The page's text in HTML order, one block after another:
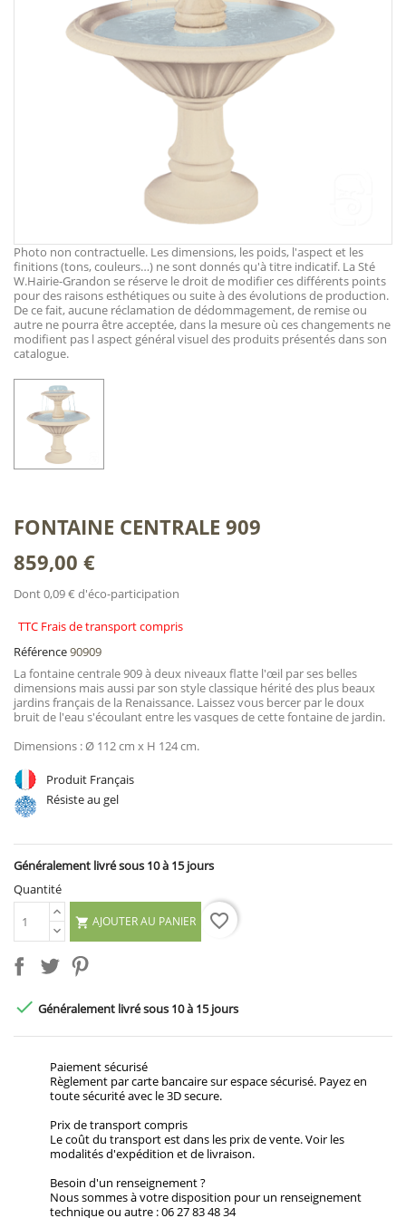
Photo non contractuelle. Les dimensions, les poids, l'aspect et les
finitions (tons, couleurs…) ne sont donnés qu'à titre indicatif. La Sté
W.Hairie-Grandon se réserve le droit de modifier ces différents points
pour des raisons esthétiques ou suite à des évolutions de production.
De ce fait, aucune réclamation de dédommagement, de remise ou
autre ne pourra être acceptée, dans la mesure où ces changements ne
modifient pas l aspect général visuel des produits présentés dans son
catalogue.
FONTAINE CENTRALE 909
859,00 €
Dont 0,09 € d'éco-participation
TTC Frais de transport compris
Référence90909
La fontaine centrale 909 à deux niveaux flatte l'œil par ses belles
dimensions mais aussi par son style classique hérité des plus beaux
jardins français de la Renaissance. Laissez vous bercer par le doux
bruit de l'eau s'écoulant entre les vasques de cette fontaine de jardin.
Dimensions : Ø 112 cm x H 124 cm.
Produit Français
Résiste au gel
Généralement livré sous 10 à 15 jours
Quantité
 AJOUTER AU PANIER favorite_border
 Généralement livré sous 10 à 15 jours
Paiement sécurisé
Règlement par carte bancaire sur espace sécurisé. Payez en
toute sécurité avec le 3D secure.
Prix de transport compris
Le coût du transport est dans les prix de vente. Voir les
modalités d'expédition et de livraison.
Besoin d'un renseignement ?
Nous sommes à votre disposition pour un renseignement
technique ou autre : 06 27 83 48 34